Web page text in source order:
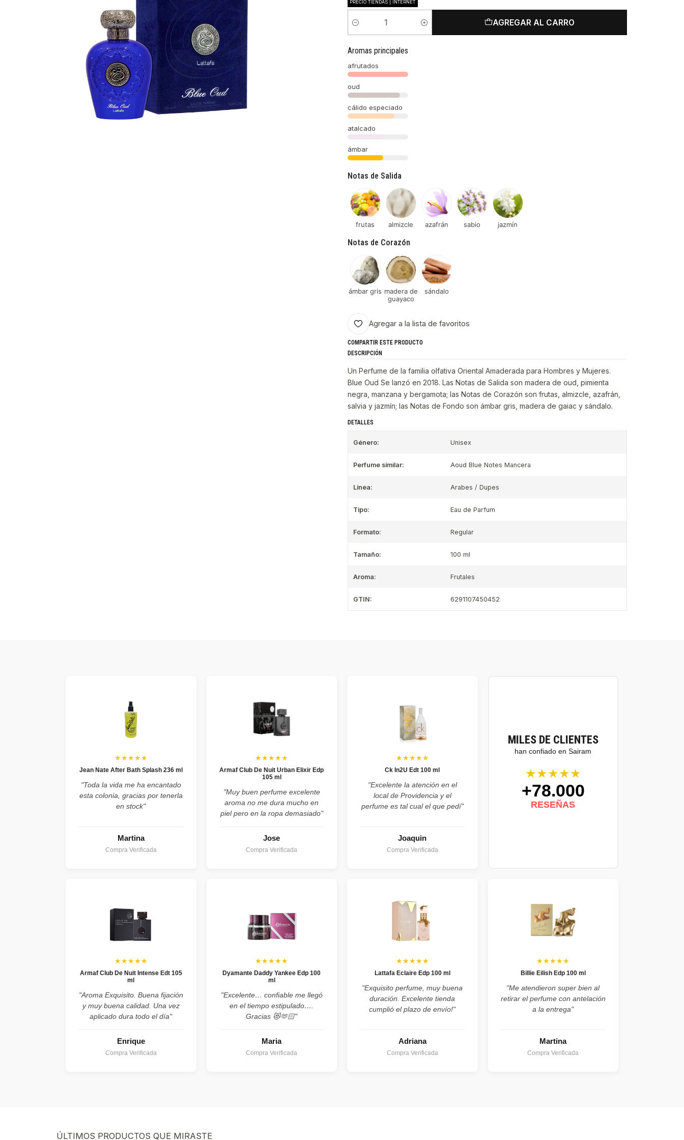
PRECIO TIENDAS | INTERNET
Cantidad
AGREGAR AL CARRO
Aromas principales
afrutados
oud
cálido especiado
atalcado
ámbar
Notas de Salida
frutas almizcle azafrán sabio jazmín
Notas de Corazón
ámbar gris madera de
guayaco
sándalo
Agregar a la lista de favoritos
COMPARTIR ESTE PRODUCTO
DESCRIPCIÓN
Un Perfume de la familia olfativa Oriental Amaderada para Hombres y Mujeres.
Blue Oud Se lanzó en 2018. Las Notas de Salida son madera de oud, pimienta
negra, manzana y bergamota; las Notas de Corazón son frutas, almizcle, azafrán,
salvia y jazmín; las Notas de Fondo son ámbar gris, madera de gaiac y sándalo.
DETALLES
Género: Unisex
Perfume similar: Aoud Blue Notes Mancera
Linea: Arabes / Dupes
Tipo: Eau de Parfum
Formato: Regular
Tamaño: 100 ml
Aroma: Frutales
GTIN: 6291107450452
MILES DE CLIENTES
han confiado en Sairam
★★★★★
+78.000
RESEÑAS
★★★★★
Jean Nate After Bath Splash 236 ml
"Toda la vida me ha encantado
esta colonia, gracias por tenerla
en stock"
Martina
Compra Verificada
★★★★★
Armaf Club De Nuit Urban Elixir Edp
105 ml
"Muy buen perfume excelente
aroma no me dura mucho en
piel pero en la ropa demasiado"
Jose
Compra Verificada
★★★★★
Ck In2U Edt 100 ml
"Excelente la atención en el
local de Providencia y el
perfume es tal cual el que pedí"
Joaquin
Compra Verificada
★★★★★
Armaf Club De Nuit Intense Edt 105
ml
"Aroma Exquisito. Buena fijación
y muy buena calidad. Una vez
aplicado dura todo el día"
Enrique
Compra Verificada
★★★★★
Dyamante Daddy Yankee Edp 100
ml
"Excelente… confiable me llegó
en el tiempo estipulado….
Gracias 😻🫶🏻"
Maria
Compra Verificada
★★★★★
Lattafa Eclaire Edp 100 ml
"Exquisito perfume, muy buena
duración. Excelente tienda
cumplió el plazo de envío!"
Adriana
Compra Verificada
★★★★★
Billie Eilish Edp 100 ml
"Me atendieron super bien al
retirar el perfume con antelación
a la entrega"
Martina
Compra Verificada
ÚLTIMOS PRODUCTOS QUE MIRASTE